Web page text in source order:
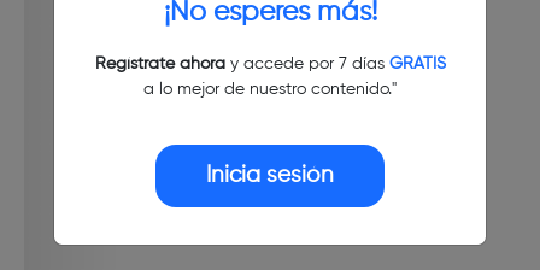
¡No esperes más!
Regístrate ahoray accede por 7 días GRATIS
a lo mejor de nuestro contenido."
Inicia sesión